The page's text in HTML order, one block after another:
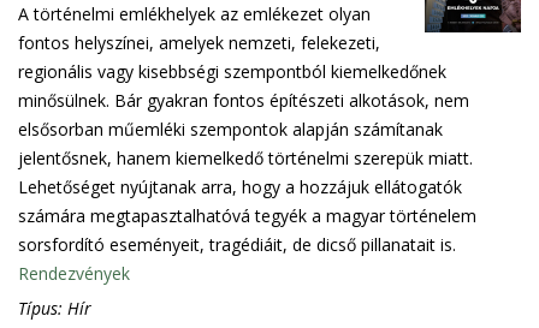
A történelmi emlékhelyek az emlékezet olyan
fontos helyszínei, amelyek nemzeti, felekezeti,
regionális vagy kisebbségi szempontból kiemelkedőnek
minősülnek. Bár gyakran fontos építészeti alkotások, nem
elsősorban műemléki szempontok alapján számítanak
jelentősnek, hanem kiemelkedő történelmi szerepük miatt.
Lehetőséget nyújtanak arra, hogy a hozzájuk ellátogatók
számára megtapasztalhatóvá tegyék a magyar történelem
sorsfordító eseményeit, tragédiáit, de dicső pillanatait is.
Rendezvények
Típus: Hír